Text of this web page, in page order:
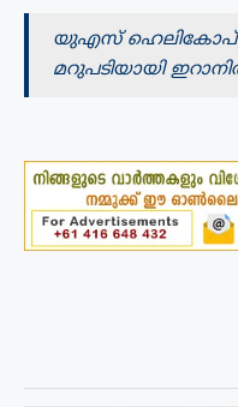
യുഎസ്
മറുപടിയായി